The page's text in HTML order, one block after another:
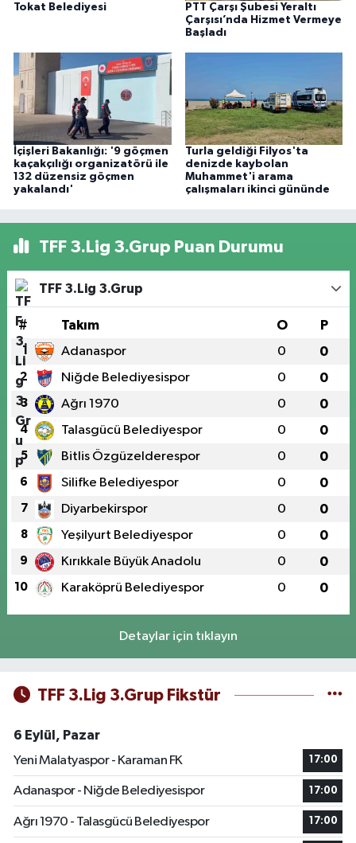
Tokat Belediyesi
PTT Çarşı Şubesi Yeraltı
Çarşısı’nda Hizmet Vermeye
Başladı
İçişleri Bakanlığı: '9 göçmen
kaçakçılığı organizatörü ile
132 düzensiz göçmen
yakalandı'
Turla geldiği Filyos'ta
denizde kaybolan
Muhammet'i arama
çalışmaları ikinci gününde
TFF 3.Lig 3.Grup Puan Durumu
TFF 3.Lig 3.Grup
# Takım O P
1 Adanaspor 0 0
2 Niğde Belediyesispor 0 0
3 Ağrı 1970 0 0
4 Talasgücü Belediyespor 0 0
5 Bitlis Özgüzelderespor 0 0
6 Silifke Belediyespor 0 0
7 Diyarbekirspor 0 0
8 Yeşilyurt Belediyespor 0 0
9 Kırıkkale Büyük Anadolu 0 0
10 Karaköprü Belediyespor 0 0
Detaylar için tıklayın
TFF 3.Lig 3.Grup Fikstür
6 Eylül, Pazar
Yeni Malatyaspor - Karaman FK
17:00
Adanaspor - Niğde Belediyesispor 17:00
Ağrı 1970 - Talasgücü Belediyespor 17:00